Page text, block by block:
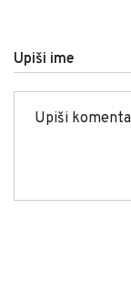
Upiši ime